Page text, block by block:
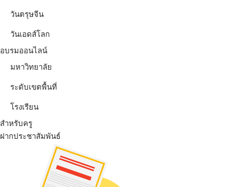
วันตรุษจีน
วันเอดส์โลก
อบรมออนไลน์
มหาวิทยาลัย
ระดับเขตพื้นที่
โรงเรียน
สำหรับครู
ฝากประชาสัมพันธ์